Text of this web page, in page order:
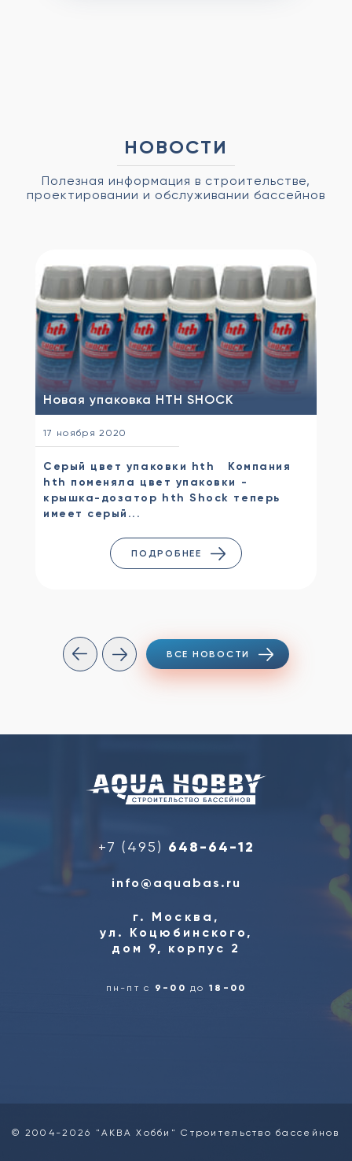
НОВОСТИ
Полезная информация в строительстве,
проектировании и обслуживании бассейнов
Новая упаковка HTH SHOCK
17 ноября 2020
Серый цвет упаковки hth Компания
hth поменяла цвет упаковки -
крышка-дозатор hth Shock теперь
имеет серый...
ПОДРОБНЕЕ
ВСЕ НОВОСТИ
+7 (495) 648-64-12
info@aquabas.ru
г. Москва,
ул. Коцюбинского,
дом 9, корпус 2
пн-пт с 9-00 до18-00
© 2004-2026 "АКВА Хобби" Строительство бассейнов